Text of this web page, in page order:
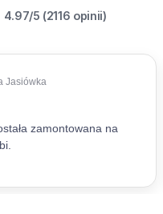
4.97/5 (2116 opinii)